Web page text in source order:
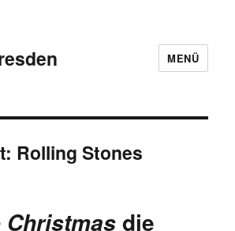
MENÜ
Rolling Stones
Christmas die